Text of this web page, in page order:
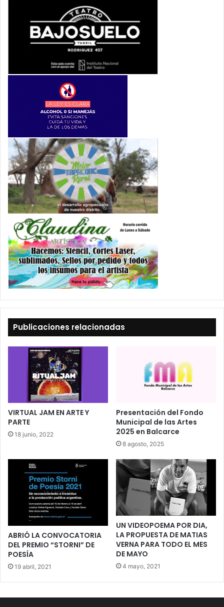
Publicaciones relacionadas
VIRTUAL JAM EN ARTE Y
PARTE
18 junio, 2022
Presentación del Fondo
Municipal de las Artes
2025 en Balcarce
8 agosto, 2025
ABRIÓ LA CONVOCATORIA
DEL PREMIO “STORNI” DE
POESÍA
19 abril, 2021
UN VIDEOPOEMA POR DIA,
LA PROPUESTA DE MATIAS
VERNA PARA TODO EL MES
DE MAYO
4 mayo, 2021